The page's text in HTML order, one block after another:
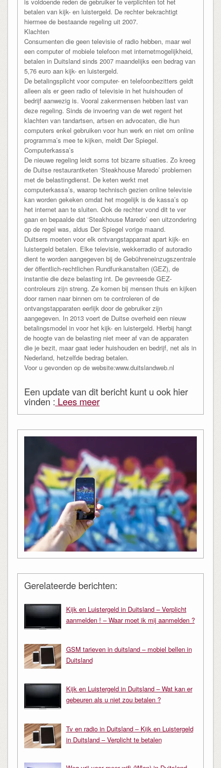
betalen van kijk- en luistergeld. De rechter bekrachtigt
hiermee de bestaande regeling uit 2007.
Klachten
Consumenten die geen televisie of radio hebben, maar wel
een computer of mobiele telefoon met internetmogelijkheid,
betalen in Duitsland sinds 2007 maandelijks een bedrag van
5,76 euro aan kijk- en luistergeld.
De betalingsplicht voor computer- en telefoonbezitters geldt
alleen als er geen radio of televisie in het huishouden of
bedrijf aanwezig is. Vooral zakenmensen hebben last van
deze regeling. Sinds de invoering van de wet regent het
klachten van tandartsen, artsen en advocaten, die hun
computers enkel gebruiken voor hun werk en niet om online
programma’s mee te kijken, meldt Der Spiegel.
Computerkassa’s
De nieuwe regeling leidt soms tot bizarre situaties. Zo kreeg
de Duitse restaurantketen ‘Steakhouse Maredo’ problemen
met de belastingdienst. De keten werkt met
computerkassa’s, waarop technisch gezien online televisie
kan worden gekeken omdat het mogelijk is de kassa’s op
het internet aan te sluiten. Ook de rechter vond dit te ver
gaan en bepaalde dat ‘Steakhouse Maredo’ een uitzondering
op de regel was, aldus Der Spiegel vorige maand.
Duitsers moeten voor elk ontvangstapparaat apart kijk- en
luistergeld betalen. Elke televisie, wekkerradio of autoradio
dient te worden aangegeven bij de Gebühreneinzugszentrale
der öffentlich-rechtlichen Rundfunkanstalten (GEZ), de
instantie die deze belasting int. De gevreesde GEZ-
controleurs zijn streng. Ze komen bij mensen thuis en kijken
door ramen naar binnen om te controleren of de
ontvangstapparaten eerlijk door de gebruiker zijn
aangegeven. In 2013 voert de Duitse overheid een nieuw
betalingsmodel in voor het kijk- en luistergeld. Hierbij hangt
de hoogte van de belasting niet meer af van de apparaten
die je bezit, maar gaat ieder huishouden en bedrijf, net als in
Nederland, hetzelfde bedrag betalen.
Voor u gevonden op de website:www.duitslandweb.nl
Een update van dit bericht kunt u ook hier
vinden : Lees meer
Gerelateerde berichten:
Kijk en Luistergeld in Duitsland – Verplicht
aanmelden ! – Waar moet ik mij aanmelden ?
GSM tarieven in duitsland – mobiel bellen in
Duitsland
Kijk en Luistergeld in Duitsland – Wat kan er
gebeuren als u niet zou betalen ?
Tv en radio in Duitsland – Kijk en Luistergeld
in Duitsland – Verplicht te betalen